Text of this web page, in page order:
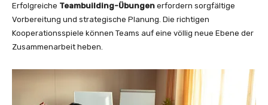
Erfolgreiche Teambuilding-Übungen erfordern sorgfältige
Vorbereitung und strategische Planung. Die richtigen
Kooperationsspiele können Teams auf eine völlig neue Ebene der
Zusammenarbeit heben.